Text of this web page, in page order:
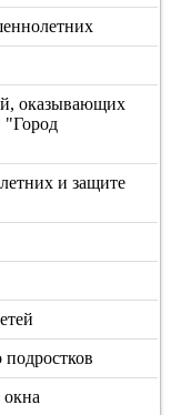
оказывающих
"Город
и защите
окна